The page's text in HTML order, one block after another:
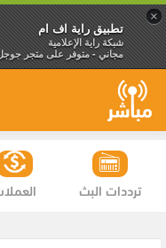
×
تطبيق راية اف ام
شبكة راية الإعلامية
مجاني - متوفر على متجر
ترددات البث